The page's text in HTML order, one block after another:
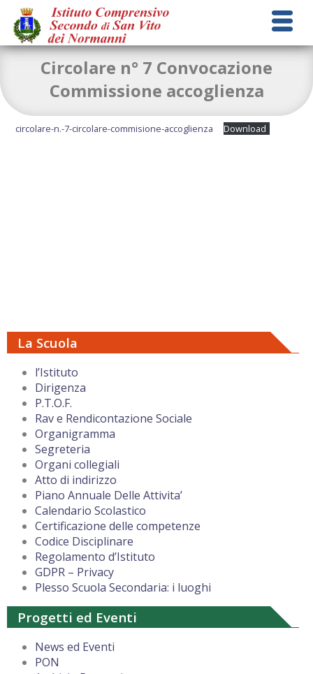
La Scuola
l’Istituto
Dirigenza
P.T.O.F.
Rav e Rendicontazione Sociale
Organigramma
Segreteria
Organi collegiali
Atto di indirizzo
Piano Annuale Delle Attivita’
Calendario Scolastico
Certificazione delle competenze
Codice Disciplinare
Regolamento d’Istituto
GDPR – Privacy
Plesso Scuola Secondaria: i luoghi
Progetti ed Eventi
News ed Eventi
PON
Circolare n° 7 Convocazione
Commissione accoglienza
circolare-n.-7-circolare-commisione-accoglienza Download